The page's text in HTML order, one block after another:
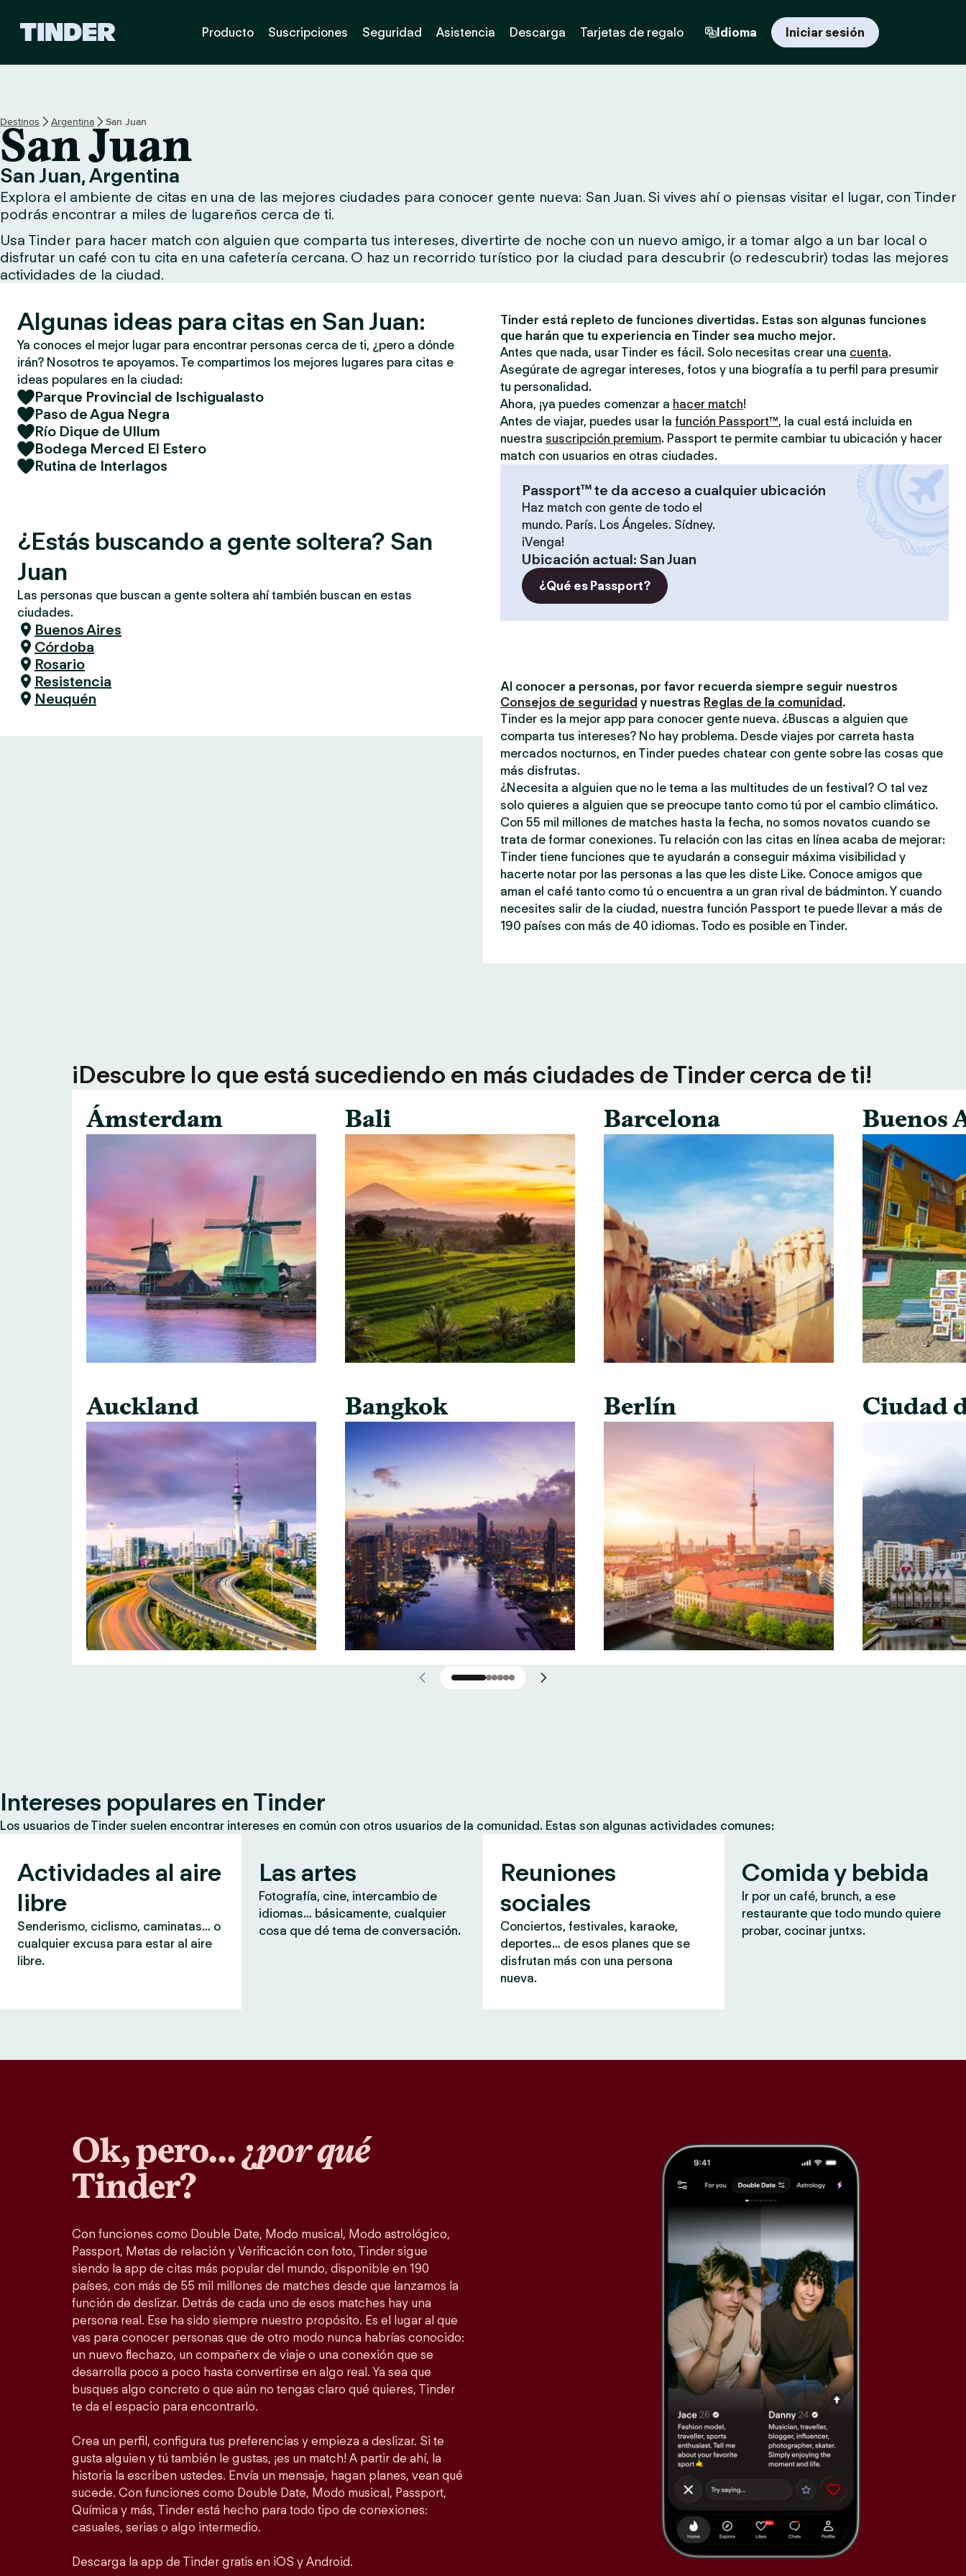
d
e
i
n
d
e
Producto Suscripciones Seguridad Asistencia Descarga Tarjetas de regalo Idioma Iniciar sesión
Destinos Argentina San Juan
San Juan
San Juan, Argentina
Explora el ambiente de citas en una de las mejores ciudades para conocer gente nueva: San Juan. Si vives ahí o piensas visitar el lugar, con Tinder
podrás encontrar a miles de lugareños cerca de ti.
Usa Tinder para hacer match con alguien que comparta tus intereses, divertirte de noche con un nuevo amigo, ir a tomar algo a un bar local o
disfrutar un café con tu cita en una cafetería cercana. O haz un recorrido turístico por la ciudad para descubrir (o redescubrir) todas las mejores
actividades de la ciudad.
Algunas ideas para citas en San Juan:
Ya conoces el mejor lugar para encontrar personas cerca de ti, ¿pero a dónde
irán? Nosotros te apoyamos. Te compartimos los mejores lugares para citas e
ideas populares en la ciudad:
Parque Provincial de Ischigualasto
Paso de Agua Negra
Río Dique de Ullum
Bodega Merced El Estero
Rutina de Interlagos
¿Estás buscando a gente soltera? San
Juan
Las personas que buscan a gente soltera ahí también buscan en estas
ciudades.
Buenos Aires
Córdoba
Rosario
Resistencia
Neuquén
Tinder está repleto de funciones divertidas. Estas son algunas funciones
que harán que tu experiencia en Tinder sea mucho mejor.
Antes que nada, usar Tinder es fácil. Solo necesitas crear una cuenta.
Asegúrate de agregar intereses, fotos y una biografía a tu perfil para presumir
tu personalidad.
Ahora, ¡ya puedes comenzar a hacer match!
Antes de viajar, puedes usar la función Passport™, la cual está incluida en
nuestra suscripción premium. Passport te permite cambiar tu ubicación y hacer
match con usuarios en otras ciudades.
Passport™ te da acceso a cualquier ubicación
Haz match con gente de todo el
mundo. París. Los Ángeles. Sídney.
¡Venga!
Ubicación actual: San Juan
¿Qué es Passport?
Al conocer a personas, por favor recuerda siempre seguir nuestros
Consejos de seguridad y nuestras Reglas de la comunidad .
Tinder es la mejor app para conocer gente nueva. ¿Buscas a alguien que
comparta tus intereses? No hay problema. Desde viajes por carreta hasta
mercados nocturnos, en Tinder puedes chatear con gente sobre las cosas que
más disfrutas.
¿Necesita a alguien que no le tema a las multitudes de un festival? O tal vez
solo quieres a alguien que se preocupe tanto como tú por el cambio climático.
Con 55 mil millones de matches hasta la fecha, no somos novatos cuando se
trata de formar conexiones. Tu relación con las citas en línea acaba de mejorar:
Tinder tiene funciones que te ayudarán a conseguir máxima visibilidad y
hacerte notar por las personas a las que les diste Like. Conoce amigos que
aman el café tanto como tú o encuentra a un gran rival de bádminton. Y cuando
necesites salir de la ciudad, nuestra función Passport te puede llevar a más de
190 países con más de 40 idiomas. Todo es posible en Tinder.
¡Descubre lo que está sucediendo en más ciudades de Tinder cerca de ti!
Ámsterdam
Auckland
Bali
Bangkok
Barcelona
Berlín
Buenos
Ciudad
Intereses populares en Tinder
Los usuarios de Tinder suelen encontrar intereses en común con otros usuarios de la comunidad. Estas son algunas actividades comunes:
Actividades al aire
libre
Senderismo, ciclismo, caminatas… o
cualquier excusa para estar al aire
libre.
Las artes
Fotografía, cine, intercambio de
idiomas… básicamente, cualquier
cosa que dé tema de conversación.
Reuniones
sociales
Conciertos, festivales, karaoke,
deportes… de esos planes que se
disfrutan más con una persona
nueva.
Comida y bebida
Ir por un café, brunch, a ese
restaurante que todo mundo quiere
probar, cocinar juntxs.
Ok, pero… ¿por qué
Tinder?
Con funciones como Double Date, Modo musical, Modo astrológico,
Passport, Metas de relación y Verificación con foto, Tinder sigue
siendo la app de citas más popular del mundo, disponible en 190
países, con más de 55 mil millones de matches desde que lanzamos la
función de deslizar. Detrás de cada uno de esos matches hay una
persona real. Ese ha sido siempre nuestro propósito. Es el lugar al que
vas para conocer personas que de otro modo nunca habrías conocido:
un nuevo flechazo, un compañerx de viaje o una conexión que se
desarrolla poco a poco hasta convertirse en algo real. Ya sea que
busques algo concreto o que aún no tengas claro qué quieres, Tinder
te da el espacio para encontrarlo.
Crea un perfil, configura tus preferencias y empieza a deslizar. Si te
gusta alguien y tú también le gustas, ¡es un match! A partir de ahí, la
historia la escriben ustedes. Envía un mensaje, hagan planes, vean qué
sucede. Con funciones como Double Date, Modo musical, Passport,
Química y más, Tinder está hecho para todo tipo de conexiones:
casuales, serias o algo intermedio.
Descarga la app de Tinder gratis en iOS y Android.